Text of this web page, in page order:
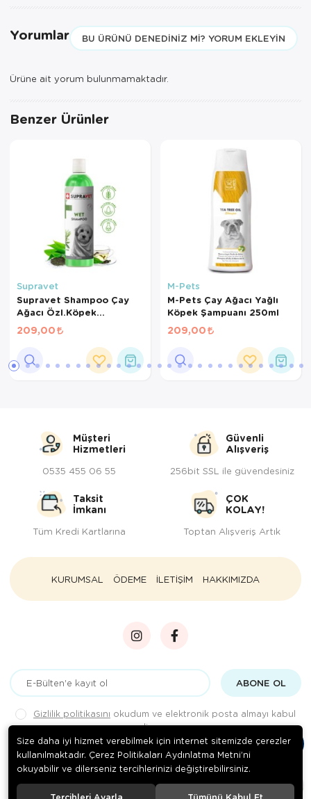
Yorumlar BU ÜRÜNÜ DENEDINIZ MI? YORUM EKLEYIN
Ürüne ait yorum bulunmamaktadır.
Benzer Ürünler
Supravet
Supravet Shampoo Çay
Ağacı Özl.Köpek
Şampuanı 200Ml
209,00
M-Pets
M-Pets Çay Ağacı Yağlı
Köpek Şampuanı 250ml
209,00
Müşteri
Hizmetleri
0535 455 06 55
Güvenli
Alışveriş
256bit SSL ile güvendesiniz
Taksit
İmkanı
Tüm Kredi Kartlarına
ÇOK
KOLAY!
Toptan Alışveriş Artık
KURUMSAL ÖDEME İLETİŞİM HAKKIMIZDA
ABONE OL
Gizlilik politikasını okudum ve elektronik posta almayı kabul
ediyorum.
. Tüm hakları saklıdır.
Size daha iyi hizmet verebilmek için internet sitemizde çerezler
kullanılmaktadır. Çerez Politikaları Aydınlatma Metni’ni
okuyabilir ve dilerseniz tercihlerinizi değiştirebilirsiniz.